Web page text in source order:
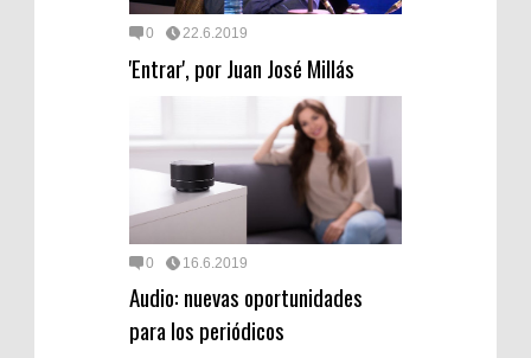
0 22.6.2019
'Entrar', por Juan José Millás
0 16.6.2019
Audio: nuevas oportunidades
para los periódicos